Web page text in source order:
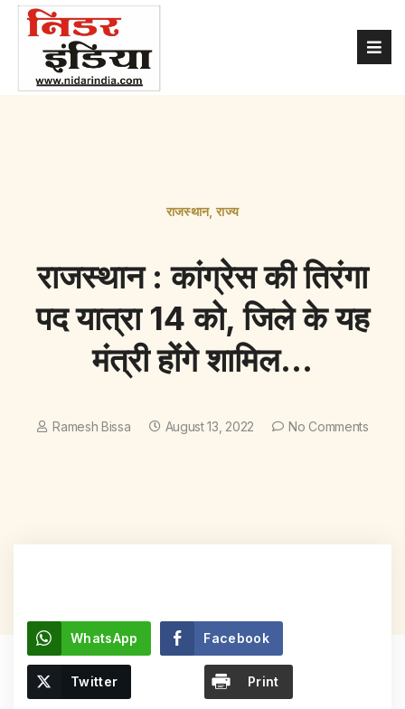
राजस्थान,राज्य
राजस्थान : कांग्रेस की तिरंगा
पद यात्रा 14 को, जिले के यह
मंत्री होंगे शामिल…
Ramesh Bissa August 13, 2022 No Comments
WhatsApp Facebook
Twitter Print